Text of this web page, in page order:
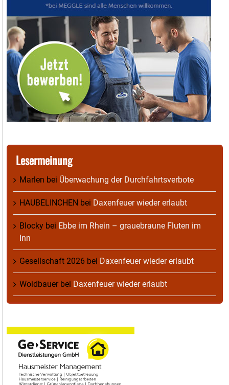
Lesermeinung
Marlen bei Überwachung der Durchfahrtsverbote
HAUBELINCHEN bei Daxenfeuer wieder erlaubt
Blocky bei Ebbe im Rhein – grauebraune Fluten im
Inn
Gesellschaft 2026 bei Daxenfeuer wieder erlaubt
Woidbauerbei Daxenfeuer wieder erlaubt